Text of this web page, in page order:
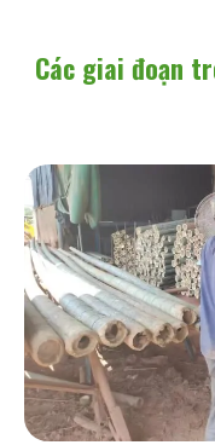
Các giai đoạn